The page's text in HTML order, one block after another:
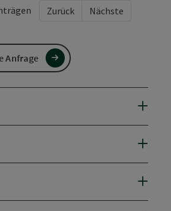
Zurück Nächste
Anfrage